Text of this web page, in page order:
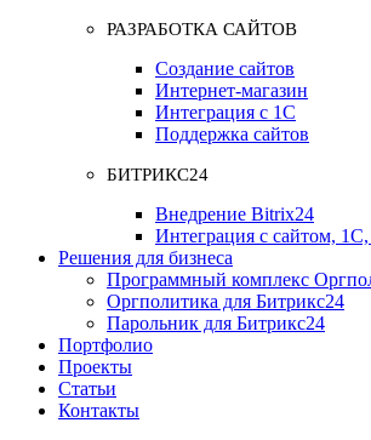
РАЗРАБОТКА САЙТОВ
Создание сайтов
Интернет-магазин
Интеграция с 1С
Поддержка сайтов
БИТРИКС24
Внедрение Bitrix24
Интеграция с сайтом, 1С,
Решения для бизнеса
Программный комплекс
Оргполитика для Битрикс24
Парольник для Битрикс24
Портфолио
Проекты
Статьи
Контакты